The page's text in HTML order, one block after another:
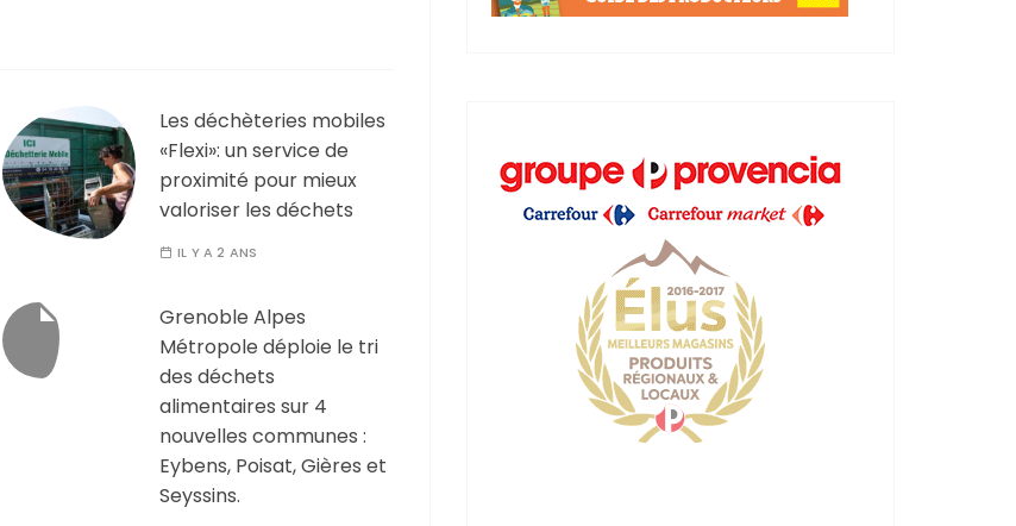
Les déchèteries mobiles
«Flexi»: un service de
proximité pour mieux
valoriser les déchets
IL Y A 2 ANS
Grenoble Alpes
Métropole déploie le tri
des déchets
alimentaires sur 4
nouvelles communes :
Eybens, Poisat, Gières et
Seyssins.